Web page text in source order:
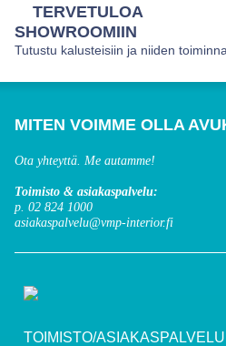
TERVETULOA
SHOWROOMIIN
Tutustu kalusteisiin ja niiden
MITEN VOIMME OLLA
Ota yhteyttä. Me autamme!
Toimisto & asiakaspalvelu:
p. 02 824 1000
asiakaspalvelu@vmp-interior.fi
TOIMISTO/ASIAKASPALVELU